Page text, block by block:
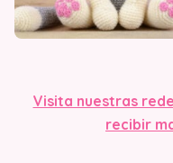
Visita nuestras
recibir